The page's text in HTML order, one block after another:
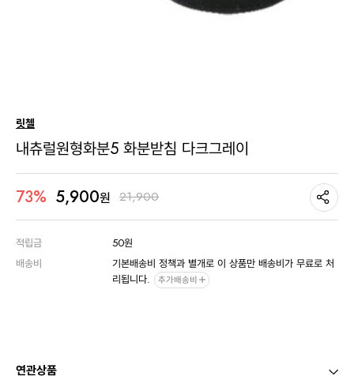
릿첼
내츄럴원형화분5 화분받침 다크그레이
73% 5,900원 21,900
적립금
50원
배송비
기본배송비 정책과 별개로 이 상품만 배송비가 무료로 처
리됩니다.
추가배송비
연관상품